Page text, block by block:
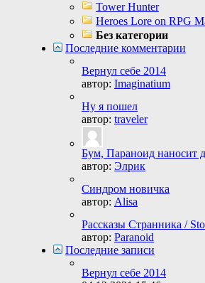
Tower Hunter
Heroes Lore on RPG
Без категории
Последние комментарии
Вернул себе 2014
автор: Imaginatium
Ну я пошел
автор: traveler
Бум, Параноид наносит
автор: Элрик
Синдром новичка
автор: Alisa
Рассказы Странника /
автор: Paranoid
Последние записи
Вернул себе 2014